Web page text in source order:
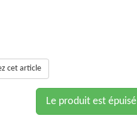
cet article
Le produit est épuisé